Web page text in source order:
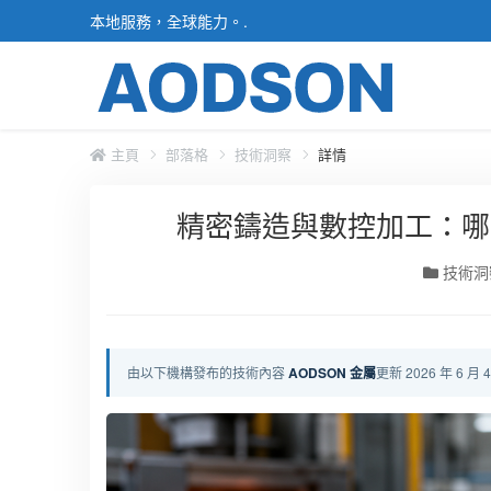
本地服務，全球能力。.
主頁 部落格 技術洞察 詳情
精密鑄造與數控加工：
技術
由以下機構發布的技術內容AODSON 金屬更新 2026 年 6 月